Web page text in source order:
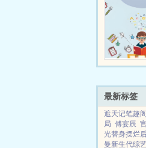
最新标签
遮天记笔趣
局 傅宴辰
光替身摆烂
曼新生代综